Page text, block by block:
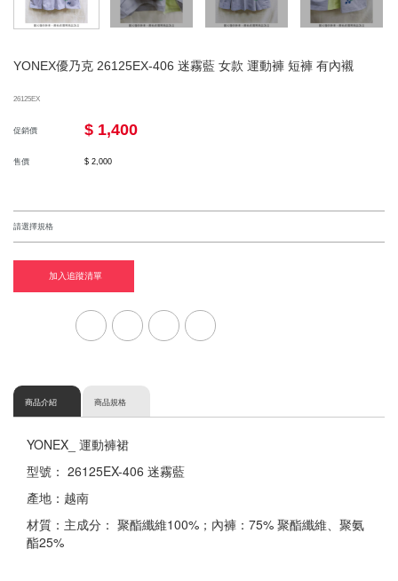
YONEX優乃克 26125EX-406 迷霧藍 女款 運動褲 短褲 有內襯
26125EX
促銷價 $ 1,400
售價 $ 2,000
加入追蹤清單
商品介紹 商品規格
YONEX_ 運動褲裙
型號： 26125EX-406 迷霧藍
產地：越南
材質：主成分： 聚酯纖維100%；內褲：75% 聚酯纖維、聚氨
酯25%